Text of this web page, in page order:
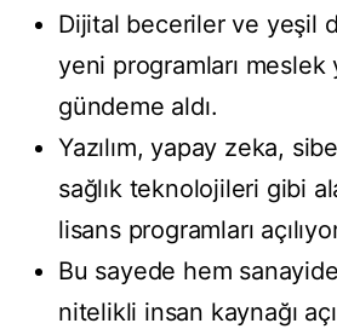
Dijital beceriler ve yeşil
yeni programları meslek
gündeme aldı.
Yazılım, yapay zeka,
sağlık teknolojileri gibi
lisans programları
Bu sayede hem
nitelikli insan kaynağı